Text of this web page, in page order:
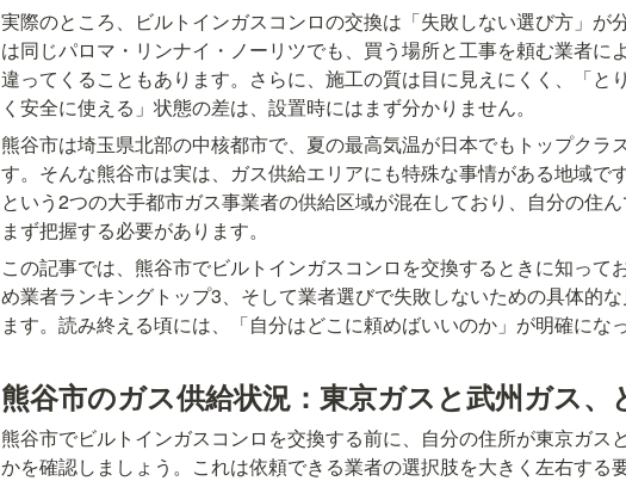
実際のところ、ビルトインガスコンロの交換は「失敗しない選び方」が
は同じパロマ・リンナイ・ノーリツでも、買う場所と工事を頼む業者に
違ってくることもあります。さらに、施工の質は目に見えにくく、「と
く安全に使える」状態の差は、設置時にはまず分かりません。
熊谷市は埼玉県北部の中核都市で、夏の最高気温が日本でもトップクラ
す。そんな熊谷市は実は、ガス供給エリアにも特殊な事情がある地域で
という2つの大手都市ガス事業者の供給区域が混在しており、自分の住
まず把握する必要があります。
この記事では、熊谷市でビルトインガスコンロを交換するときに知って
め業者ランキングトップ3、そして業者選びで失敗しないための具体的
ます。読み終える頃には、「自分はどこに頼めばいいのか」が明確にな
熊谷市のガス供給状況：東京ガスと武州ガス
熊谷市でビルトインガスコンロを交換する前に、自分の住所が東京ガス
かを確認しましょう。これは依頼できる業者の選択肢を大きく左右する要